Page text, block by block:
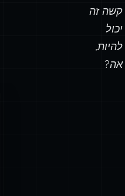
קשה זה
יכול
להיות,
אה?